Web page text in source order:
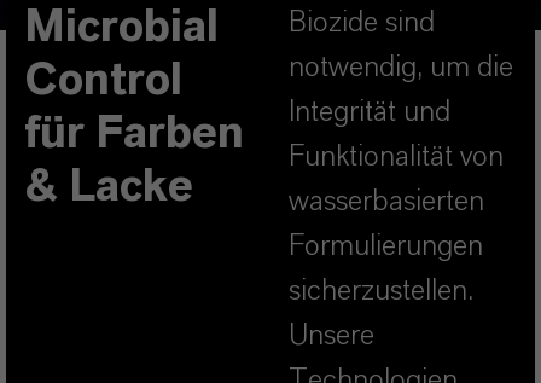
Microbial
Control
für Farben
& Lacke
Biozide sind
notwendig, um die
Integrität und
Funktionalität von
wasserbasierten
Formulierungen
sicherzustellen.
Unsere